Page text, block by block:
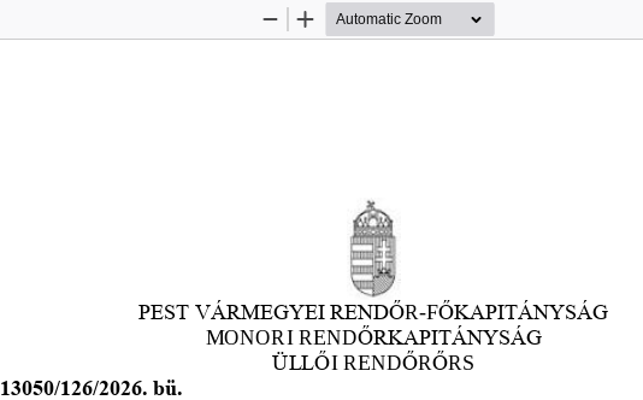
Zoom
Zoom
PEST VÁRMEGYEI RENDŐR-FŐKAPITÁNYSÁG
MONORI RENDŐRKAPITÁNYSÁG
ÜLLŐI RENDŐRŐRS
13050/126/2026. bü.